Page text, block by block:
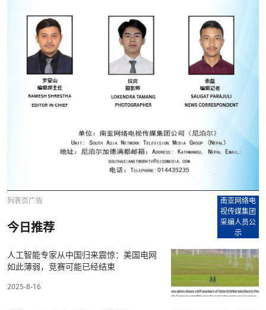
列表页广告
南亚网络电
视传媒集团
采编人员公
示
今日推荐
人工智能专家从中国归来震惊：美国电网
如此薄弱，竞赛可能已经结束
2025-8-16